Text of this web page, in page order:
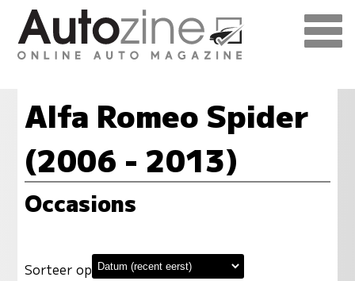
Alfa Romeo Spider
(2006 - 2013)
Occasions
Sorteer op